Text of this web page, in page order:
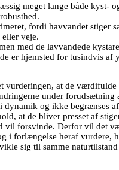
meget lange både kyst-
fordi havvandet stiger
veje.
med de lavvandede
er hjemsted for tusindvis af
vurderingen, at de
under forudsætning
dynamik og ikke begrænses
at de bliver presset af
vil forsvinde. Derfor vil det
i forlængelse heraf vurdere,
sig til samme